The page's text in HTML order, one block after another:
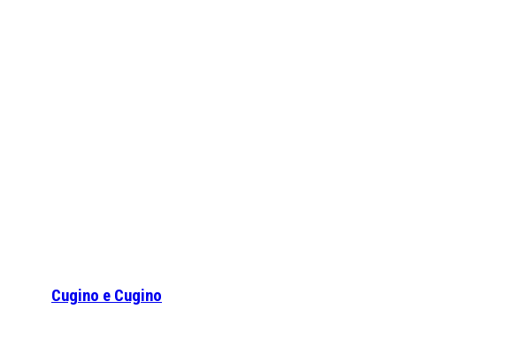
Cugino e Cugino